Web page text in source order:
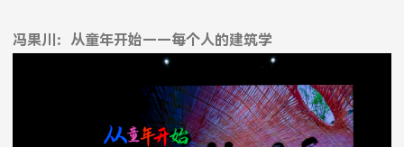
冯果川：从童年开始——每个人的建筑学